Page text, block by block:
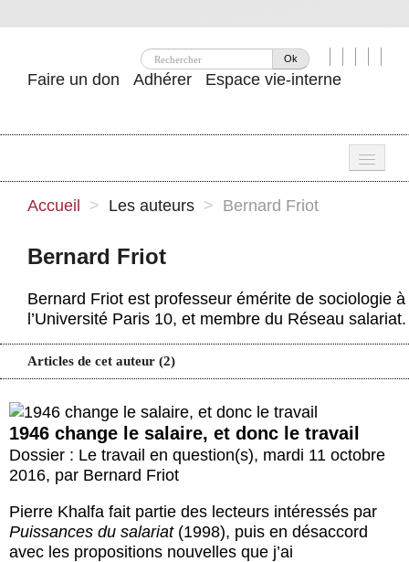
Ok
Faire un don Adhérer Espace vie-interne
Nos idées
Se mobiliser
Publications
Agenda
Actus et médias
Boutique
Accueil > Les auteurs > Bernard Friot
Bernard Friot
Bernard Friot est professeur émérite de sociologie à
l’Université Paris 10, et membre du Réseau salariat.
Articles de cet auteur (2)
1946 change le salaire, et donc le travail
Dossier : Le travail en question(s), mardi 11 octobre
2016, par Bernard Friot
Pierre Khalfa fait partie des lecteurs intéressés par
Puissances du salariat(1998), puis en désaccord
avec les propositions nouvelles que j’ai